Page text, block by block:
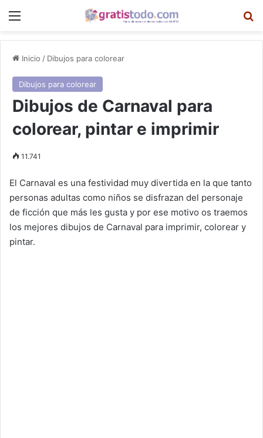
Menú
Inicio / Dibujos para colorear
Dibujos para colorear
Dibujos de Carnaval para
colorear, pintar e imprimir
11.741
El Carnaval es una festividad muy divertida en la que tanto
personas adultas como niños se disfrazan del personaje
de ficción que más les gusta y por ese motivo os traemos
los mejores dibujos de Carnaval para imprimir, colorear y
pintar.